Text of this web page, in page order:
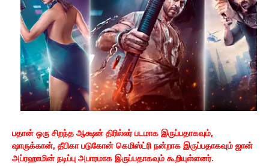
பதான் ஒரு சிறந்த ஆக்ஷன் திரில்லர் படமாக இருப்பதாகவும்,
ஷாருக்கான், தீபிகா படுகோன் கெமிஸ்ட்ரி நன்றாக இருப்பதாகவும் ஜான்
அப்ரஹாமின் நடிப்பு அபாரமாக இருப்பதாகவும் கூறியுள்ளனர்.